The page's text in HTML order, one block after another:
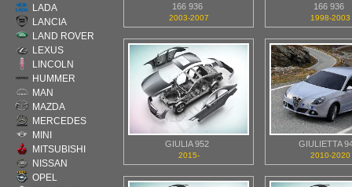
LADA
LANCIA
LAND ROVER
LEXUS
LINCOLN
HUMMER
MAN
MAZDA
MERCEDES
MINI
MITSUBISHI
NISSAN
OPEL
166 936
2003-2007
166 936
1998-2003
GIULIA 952
2015-
GIULIETTA
2010-2020